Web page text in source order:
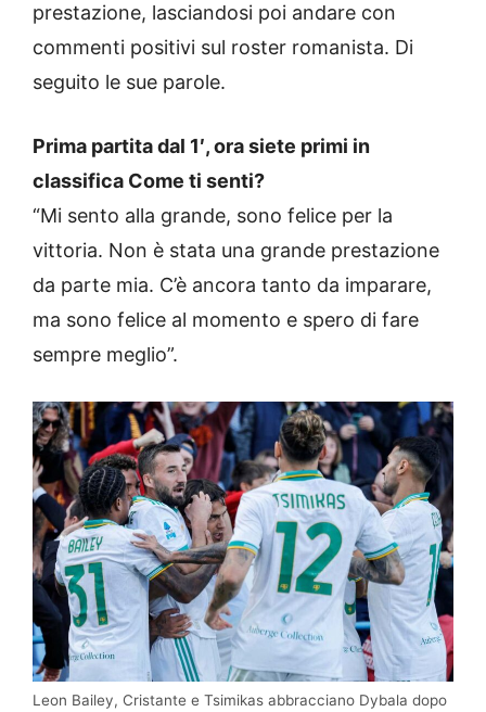
prestazione, lasciandosi poi andare con
commenti positivi sul roster romanista. Di
seguito le sue parole.
Prima partita dal 1′, ora siete primi in
classifica Come ti senti?
“Mi sento alla grande, sono felice per la
vittoria. Non è stata una grande prestazione
da parte mia. C’è ancora tanto da imparare,
ma sono felice al momento e spero di fare
sempre meglio”.
Leon Bailey, Cristante e Tsimikas abbracciano Dybala dopo